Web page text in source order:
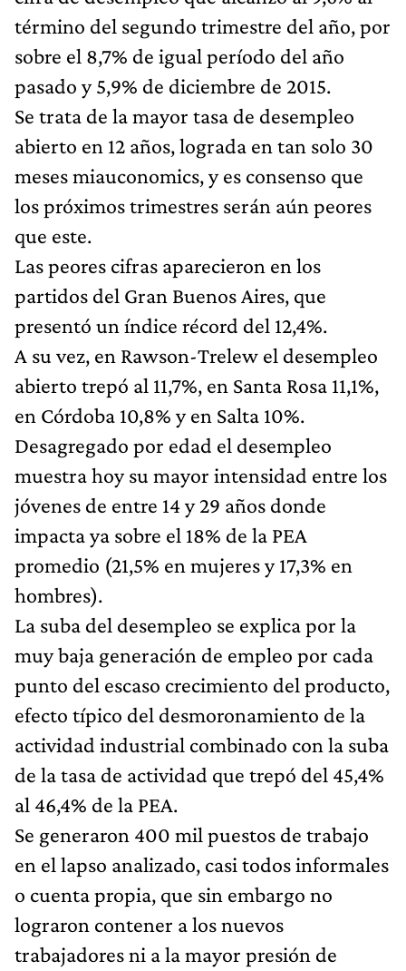
término del segundo trimestre del año, por
sobre el 8,7% de igual período del año
pasado y 5,9% de diciembre de 2015.
Se trata de la mayor tasa de desempleo
abierto en 12 años, lograda en tan solo 30
meses miauconomics, y es consenso que
los próximos trimestres serán aún peores
que este.
Las peores cifras aparecieron en los
partidos del Gran Buenos Aires, que
presentó un índice récord del 12,4%.
A su vez, en Rawson-Trelew el desempleo
abierto trepó al 11,7%, en Santa Rosa 11,1%,
en Córdoba 10,8% y en Salta 10%.
Desagregado por edad el desempleo
muestra hoy su mayor intensidad entre los
jóvenes de entre 14 y 29 años donde
impacta ya sobre el 18% de la PEA
promedio (21,5% en mujeres y 17,3% en
hombres).
La suba del desempleo se explica por la
muy baja generación de empleo por cada
punto del escaso crecimiento del producto,
efecto típico del desmoronamiento de la
actividad industrial combinado con la suba
de la tasa de actividad que trepó del 45,4%
al 46,4% de la PEA.
Se generaron 400 mil puestos de trabajo
en el lapso analizado, casi todos informales
o cuenta propia, que sin embargo no
lograron contener a los nuevos
trabajadores ni a la mayor presión de